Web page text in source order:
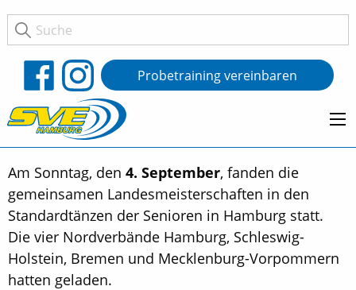
Probetraining vereinbaren
Am Sonntag, den 4. September, fanden die
gemeinsamen Landesmeisterschaften in den
Standardtänzen der Senioren in Hamburg statt.
Die vier Nordverbände Hamburg, Schleswig-
Holstein, Bremen und Mecklenburg-Vorpommern
hatten geladen.